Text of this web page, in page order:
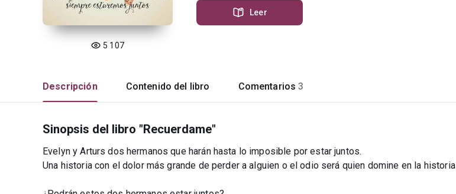
5 107
Leer
Descripción Contenido del libro Comentarios 3
Sinopsis del libro "Recuerdame"
Evelyn y Arturs dos hermanos que harán hasta lo imposible por estar juntos.
Una historia con el dolor más grande de perder a alguien o el odio será quien domine en la historia